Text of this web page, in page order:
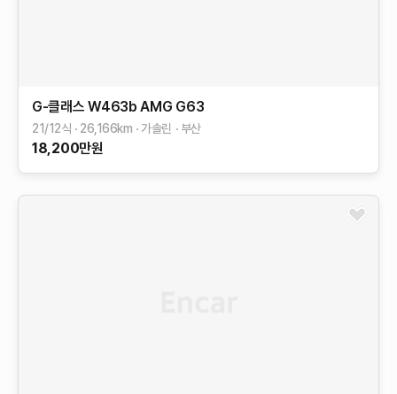
G-클래스 W463b AMG G63
21/12식 26,166km 가솔린 부산
18,200만원